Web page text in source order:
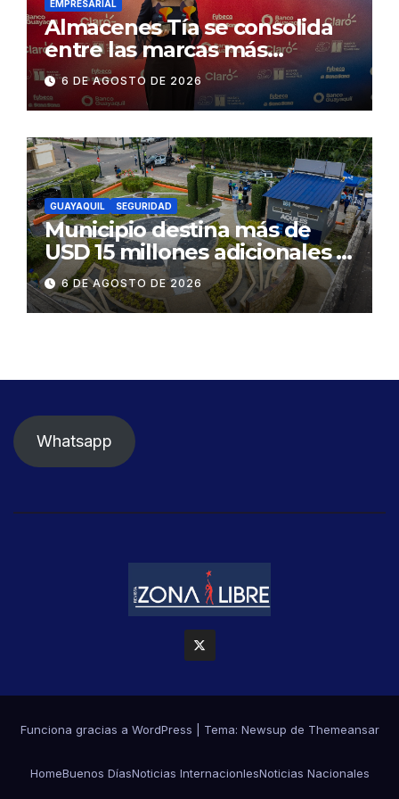
EMPRESARIAL
Almacenes Tía se consolida
entre las marcas más
influyentes del Ecuador
6 DE AGOSTO DE 2026
GUAYAQUIL SEGURIDAD
Municipio destina más de
USD 15 millones adicionales a
SEGURA EP para fortalecer la
seguridad ciudadana
6 DE AGOSTO DE 2026
Whatsapp
Funciona gracias a WordPress Tema: Newsup de Themeansar
HomeBuenos DíasNoticias InternacionlesNoticias Nacionales